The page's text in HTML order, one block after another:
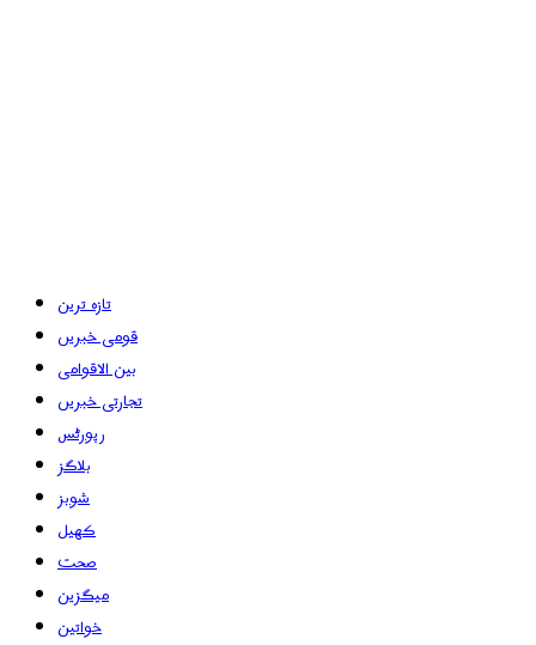
تازہ ترین
قومی خبریں
بین الاقوامی
تجارتی خبریں
رپورٹس
بلاگز
شوبز
کھیل
صحت
میگزین
خواتین